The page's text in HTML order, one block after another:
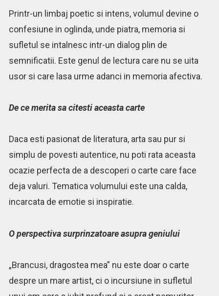
Printr-un limbaj poetic si intens, volumul devine o
confesiune in oglinda, unde piatra, memoria si
sufletul se intalnesc intr-un dialog plin de
semnificatii. Este genul de lectura care nu se uita
usor si care lasa urme adanci in memoria afectiva.
De ce merita sa citesti aceasta carte
Daca esti pasionat de literatura, arta sau pur si
simplu de povesti autentice, nu poti rata aceasta
ocazie perfecta de a descoperi o carte care face
deja valuri. Tematica volumului este una calda,
incarcata de emotie si inspiratie.
O perspectiva surprinzatoare asupra geniului
„Brancusi, dragostea mea” nu este doar o carte
despre un mare artist, ci o incursiune in sufletul